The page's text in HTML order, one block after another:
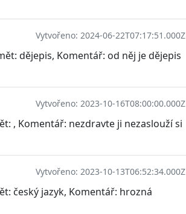
Vytvořeno: 2024-06-22T07:17:51.000Z
dějepis, Komentář: od něj je dějepis
Vytvořeno: 2023-10-16T08:00:00.000Z
, Komentář: nezdravte ji nezaslouží si
Vytvořeno: 2023-10-13T06:52:34.000Z
český jazyk, Komentář: hrozná